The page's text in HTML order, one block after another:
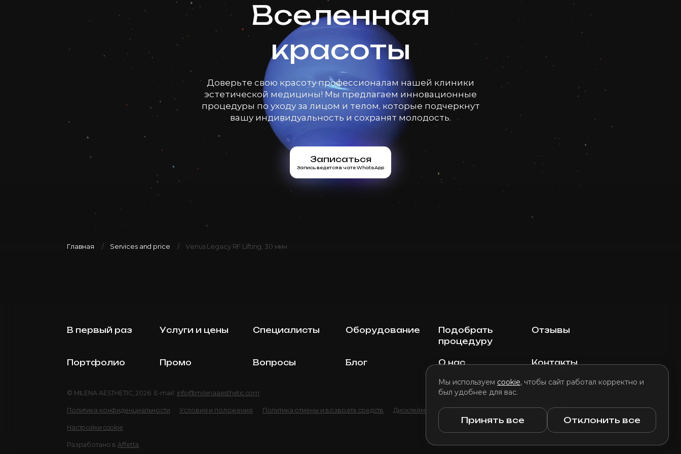
Мы используем cookie, чтобы сайт работал корректно и
был удобнее для вас.
Принять все Отклонить все
Вселенная
красоты
Доверьте свою красоту профессионалам нашей клиники
эстетической медицины! Мы предлагаем инновационные
процедуры по уходу за лицом и телом, которые подчеркнут
вашу индивидуальность и сохранят молодость.
Записаться
Запись ведется в чате WhatsApp
Главная Services and price Venus Legacy RF Lifting, 30 мин
В первый раз Услуги и цены Специалисты Оборудование
Подобрать
процедуру
Отзывы
Портфолио Промо Вопросы Блог О нас Контакты
© MILENA AESTHETIC, 2026 E-mail: info@milenaaesthetic.com
Политика конфиденциальности Условия и положения Политика отмены и возврата средств Дисклеймер Политика использования файлов cookie
Настройки cookie
Разработано в Affetta